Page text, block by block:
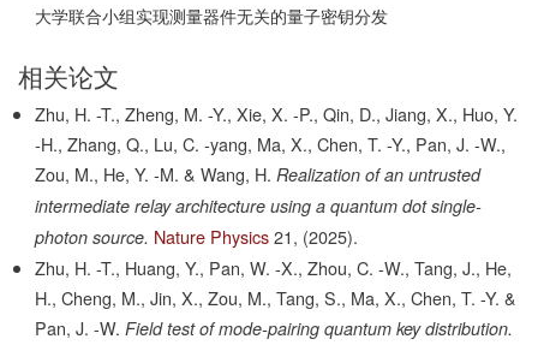
大学联合小组实现测量器件无关的量子密钥分发
相关论文
Zhu, H. -T., Zheng, M. -Y., Xie, X. -P., Qin, D., Jiang, X., Huo, Y.
-H., Zhang, Q., Lu, C. -yang, Ma, X., Chen, T. -Y., Pan, J. -W.,
Zou, M., He, Y. -M. & Wang, H. Realization of an untrusted
intermediate relay architecture using a quantum dot single-
photon source. Nature Physics 21, (2025).
Zhu, H. -T., Huang, Y., Pan, W. -X., Zhou, C. -W., Tang, J., He,
H., Cheng, M., Jin, X., Zou, M., Tang, S., Ma, X., Chen, T. -Y. &
Pan, J. -W. Field test of mode-pairing quantum key distribution.